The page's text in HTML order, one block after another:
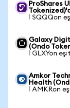
ProShares
1 SQQQon
Galaxy
(Ondo
1 GLXYon
Amkor
Health
1 AMKRon